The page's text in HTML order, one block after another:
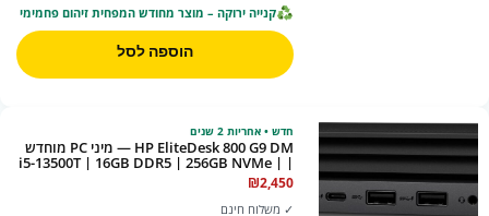
קנייה ירוקה – מוצר מחודש המפחית זיהום פחמימי
הוספה לסל
חדש • אחריות 2 שנים
HP EliteDesk 800 G9 DM — מיני PC מוחדש
| i5-13500T | 16GB DDR5 | 256GB NVMe |
2 שנות אחריות ₪2,450
✓ משלוח חינם